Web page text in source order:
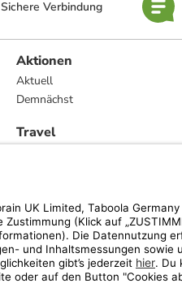
Sichere Verbindung
Aktionen
Aktuell
Demnächst
Travel